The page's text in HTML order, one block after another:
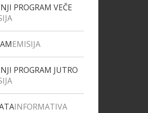
PROGRAM VEČE
EMISIJA
PROGRAM JUTRO
INFORMATIVA